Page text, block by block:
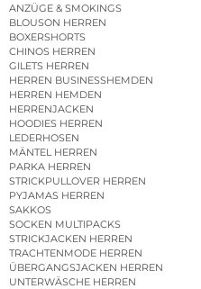
ANZÜGE & SMOKINGS
BLOUSON HERREN
BOXERSHORTS
CHINOS HERREN
GILETS HERREN
HERREN BUSINESSHEMDEN
HERREN HEMDEN
HERRENJACKEN
HOODIES HERREN
LEDERHOSEN
MÄNTEL HERREN
PARKA HERREN
STRICKPULLOVER HERREN
PYJAMAS HERREN
SAKKOS
SOCKEN MULTIPACKS
STRICKJACKEN HERREN
TRACHTENMODE HERREN
ÜBERGANGSJACKEN HERREN
UNTERWÄSCHE HERREN